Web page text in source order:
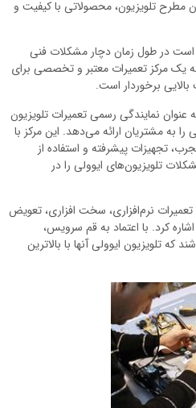
مطرح تلویزیون، محصولاتی با کیفیت و
است در طول زمان دچار مشکلات فنی
یک مرکز تعمیرات معتبر و تخصصی برای
برخوردار است.
نمایندگی رسمی تعمیرات تلویزیون
به مشتریان ارائه می‌دهد. این مرکز با
تجهیزات پیشرفته و استفاده از
تلویزیون‌های ایوولی را در
نرم‌افزاری، سخت افزاری، تعویض
کرد. با اعتماد به قم سرویس،
که تلویزیون ایوولی آنها با بالاترین